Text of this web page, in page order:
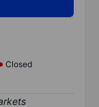
Closed